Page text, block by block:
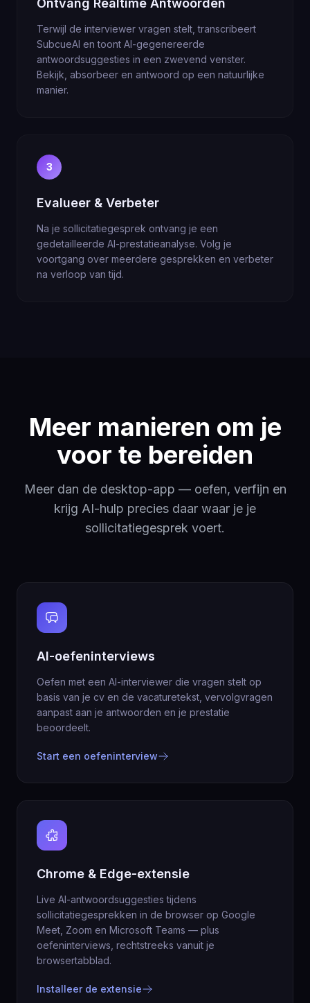
Ontvang Realtime Antwoorden
Terwijl de interviewer vragen stelt, transcribeert
SubcueAI en toont AI-gegenereerde
antwoordsuggesties in een zwevend venster.
Bekijk, absorbeer en antwoord op een natuurlijke
manier.
3
Evalueer & Verbeter
Na je sollicitatiegesprek ontvang je een
gedetailleerde AI-prestatieanalyse. Volg je
voortgang over meerdere gesprekken en verbeter
na verloop van tijd.
Meer manieren om je
voor te bereiden
Meer dan de desktop-app — oefen, verfijn en
krijg AI-hulp precies daar waar je je
sollicitatiegesprek voert.
AI-oefeninterviews
Oefen met een AI-interviewer die vragen stelt op
basis van je cv en de vacaturetekst, vervolgvragen
aanpast aan je antwoorden en je prestatie
beoordeelt.
Start een oefeninterview
Chrome & Edge-extensie
Live AI-antwoordsuggesties tijdens
sollicitatiegesprekken in de browser op Google
Meet, Zoom en Microsoft Teams — plus
oefeninterviews, rechtstreeks vanuit je
browsertabblad.
Installeer de extensie